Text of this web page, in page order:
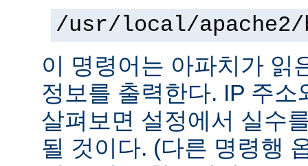
/usr/local/
이 명령어는 아파치가 읽
정보를 출력한다. IP 주
살펴보면 설정에서 실수
될 것이다. (다른 명령행